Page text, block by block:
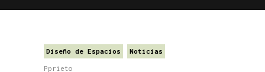
Diseño de Espacios Noticias
Pprieto